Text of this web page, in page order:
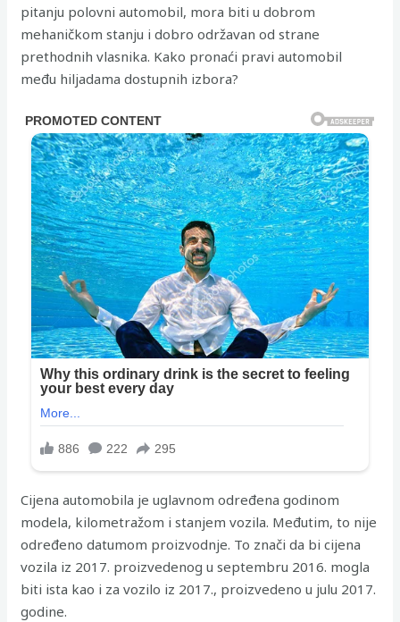
pitanju polovni automobil, mora biti u dobrom
mehaničkom stanju i dobro održavan od strane
prethodnih vlasnika. Kako pronaći pravi automobil
među hiljadama dostupnih izbora?
Cijena automobila je uglavnom određena godinom
modela, kilometražom i stanjem vozila. Međutim, to nije
određeno datumom proizvodnje. To znači da bi cijena
vozila iz 2017. proizvedenog u septembru 2016. mogla
biti ista kao i za vozilo iz 2017., proizvedeno u julu 2017.
godine.